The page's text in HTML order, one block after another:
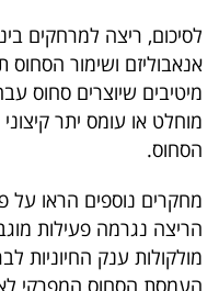
לסיכום, ריצה למרחקים
אנאבוליזם ושימור הסחוס
מיטיבים שיוצרים סחוס
מוחלט או עומס יתר
הסחוס.
הריצה נגרמה פעילות
מולקולות ענק החיוניות
העמסת הסחוס המפרקי